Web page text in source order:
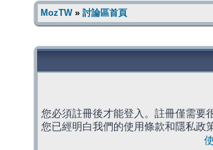
MozTW» 討論區首頁
您必須註冊後才能登入。註冊僅需要
您已經明白我們的使用條款和隱私政